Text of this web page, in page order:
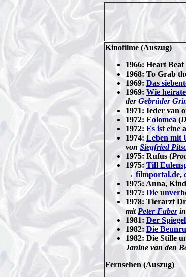
Kinofilme (Auszug)
1966: Heart Beat
1968: To Grab
1969: Das
1969: Wie
derGebrüder
1971: Ieder van
1972: Eolomea (
1972: Es ist eine
1974:Leben mit
von Siegfried
1975: Rufus (
1975: Till
→ filmportal.de,
1975: Anna,
1977: Die
1978: Tierarzt
mit Peter Faberin
1981: Der
1982: Die
1982: Die Stille
Janine van den
Fernsehen(Auszug)